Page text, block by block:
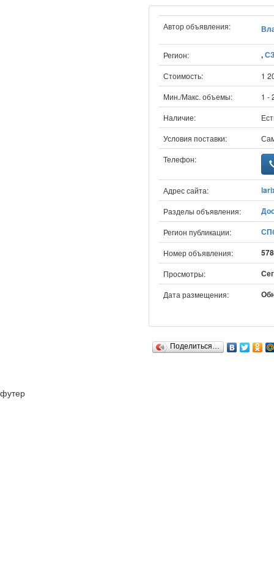
Автор объявления:
Регион: ,
Стоимость:
1
Мин./Макс. объемы:
1 -
Наличие:
Условия поставки:
Телефон:
Адрес сайта:
Разделы объявления:
Регион публикации:
Номер объявления:
Просмотры:
Дата размещения:
Поделиться…
футер